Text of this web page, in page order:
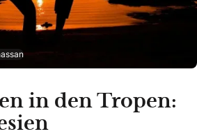
in den Tropen: